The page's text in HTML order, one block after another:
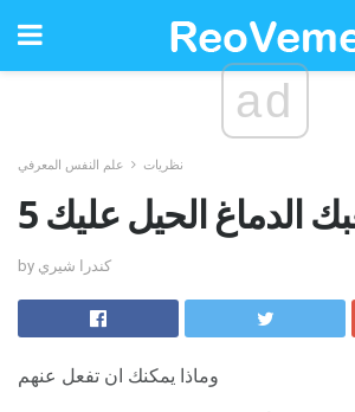
ad
نظريات علم النفس المعرفي
الدماغ الحيل عليك
by كندرا شيري
وماذا يمكنك ان تفعل عنهم